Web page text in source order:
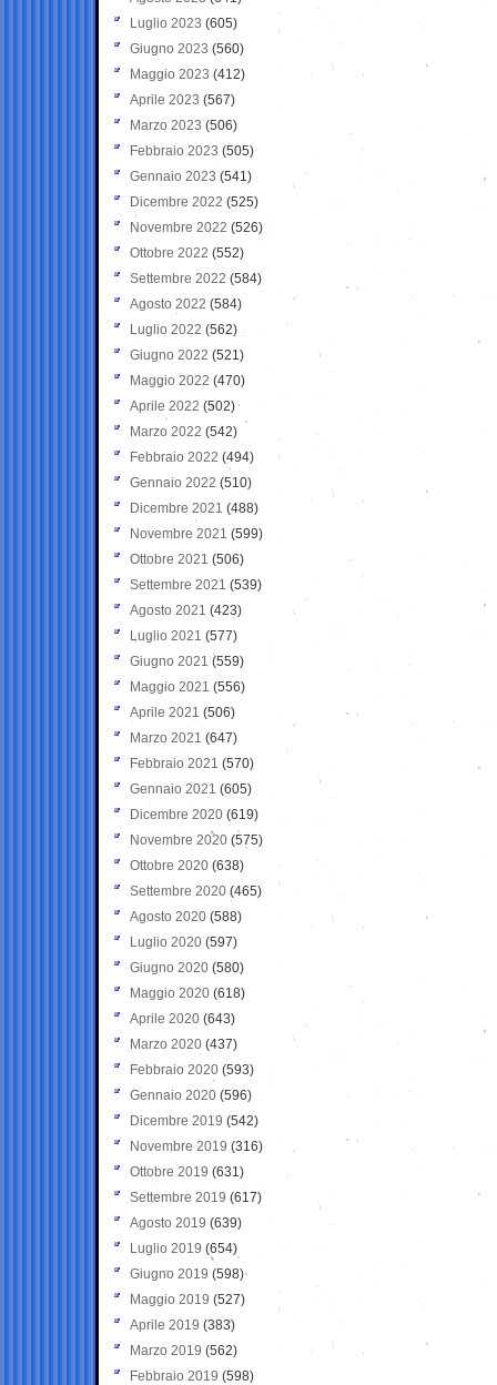
Luglio 2023 (605)
Giugno 2023 (560)
Maggio 2023 (412)
Aprile 2023 (567)
Marzo 2023 (506)
Febbraio 2023 (505)
Gennaio 2023 (541)
Dicembre 2022 (525)
Novembre 2022 (526)
Ottobre 2022 (552)
Settembre 2022 (584)
Agosto 2022 (584)
Luglio 2022 (562)
Giugno 2022 (521)
Maggio 2022 (470)
Aprile 2022 (502)
Marzo 2022 (542)
Febbraio 2022 (494)
Gennaio 2022 (510)
Dicembre 2021 (488)
Novembre 2021 (599)
Ottobre 2021 (506)
Settembre 2021 (539)
Agosto 2021 (423)
Luglio 2021 (577)
Giugno 2021(559)
Maggio 2021 (556)
Aprile 2021 (506)
Marzo 2021 (647)
Febbraio 2021 (570)
Gennaio 2021 (605)
Dicembre 2020 (619)
Novembre 2020 (575)
Ottobre 2020 (638)
Settembre 2020(465)
Agosto 2020 (588)
Luglio 2020 (597)
Giugno 2020 (580)
Maggio 2020 (618)
Aprile 2020 (643)
Marzo 2020 (437)
Febbraio 2020 (593)
Gennaio 2020 (596)
Dicembre 2019 (542)
Novembre 2019 (316)
Ottobre 2019 (631)
Settembre 2019 (617)
Agosto 2019 (639)
Luglio 2019 (654)
Giugno 2019 (598)
Maggio 2019 (527)
Aprile 2019 (383)
Marzo 2019 (562)
Febbraio 2019 (598)